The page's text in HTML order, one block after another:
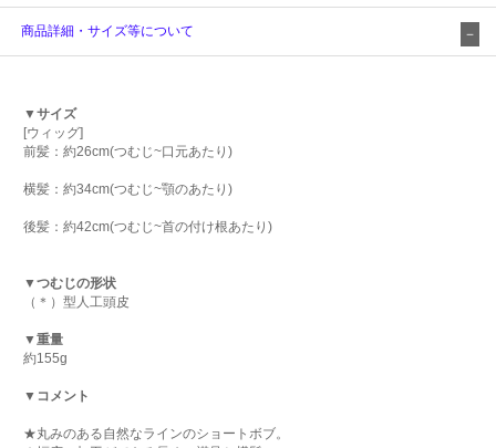
商品詳細・サイズ等について
▼サイズ
[ウィッグ]
前髪：約26cm(つむじ~口元あたり)
横髪：約34cm(つむじ~顎のあたり)
後髪：約42cm(つむじ~首の付け根あたり)
▼つむじの形状
（＊）型人工頭皮
▼重量
約155g
▼コメント
★丸みのある自然なラインのショートボブ。